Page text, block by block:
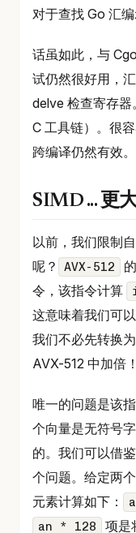
对于查找 Go 汇
话虽如此，与
试仍然很好用，
delve 检查寄存
C 工具链）。很
跨编译仍然有效
SIMD ... 更
以前，我们限制
呢？
AVX-512 的
令，该指令计算
这意味着我们可
我们不必先转换
AVX-512 中加倍！
唯一的问题是该
个向量是无符号
的。我们可以借
个问题。给定两
元素计算如下：
an * 128 项是